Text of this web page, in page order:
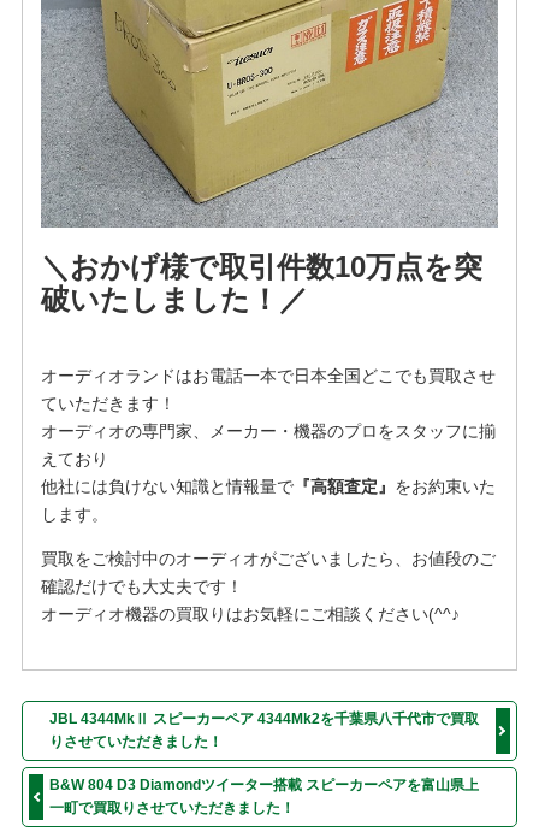
＼おかげ様で取引件数10万点を突
破いたしました！／
オーディオランドはお電話一本で日本全国どこでも買取させ
ていただきます！
オーディオの専門家、メーカー・機器のプロをスタッフに揃
えており
他社には負けない知識と情報量で『高額査定』 をお約束いた
します。
買取をご検討中のオーディオがございましたら、お値段のご
確認だけでも大丈夫です！
オーディオ機器の買取りはお気軽にご相談ください(^^♪
JBL 4344MkⅡ スピーカーペア 4344Mk2を千葉県八千代市で買取
りさせていただきました！
B&W 804 D3 Diamondツイーター搭載 スピーカーペアを富山県上
一町で買取りさせていただきました！